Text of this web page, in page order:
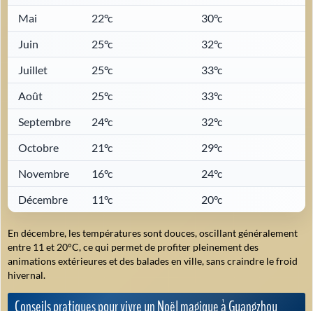
Mai
22°c
30°c
Juin
25°c
32°c
Juillet
25°c
33°c
Août
25°c
33°c
Septembre
24°c
32°c
Octobre
21°c
29°c
Novembre
16°c
24°c
Décembre
11°c 20°c
En décembre, les températures sont douces, oscillant généralement
entre 11 et 20°C, ce qui permet de profiter pleinement des
animations extérieures et des balades en ville, sans craindre le froid
hivernal.